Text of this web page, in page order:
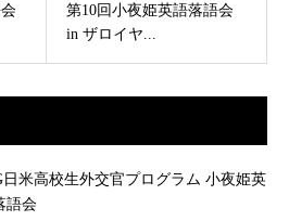
第10回小夜姫英語落語会
in ザロイヤ...
日米高校生外交官プログラム 小夜姫英
語会